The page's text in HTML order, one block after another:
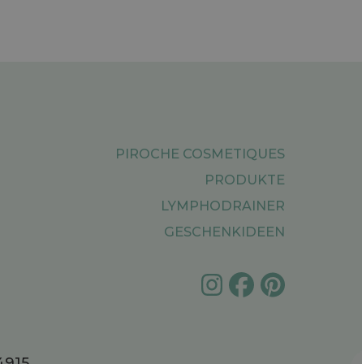
PIROCHE COSMETIQUES
PRODUKTE
LYMPHODRAINER
GESCHENKIDEEN